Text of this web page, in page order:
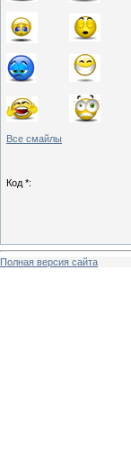
Все смайлы
Код *:
Полная версия сайта